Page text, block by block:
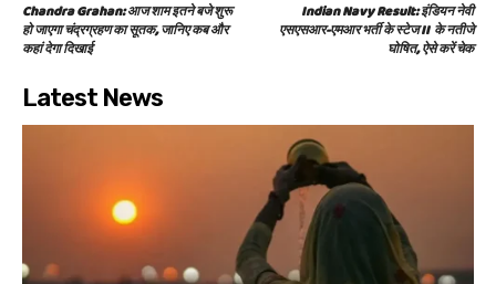
Chandra Grahan: आज शाम इतने बजे शुरू
हो जाएगा चंद्रग्रहण का सूतक, जानिए कब और
कहां देगा दिखाई
Indian Navy Result: इंडियन नेवी
एसएसआर-एमआर भर्ती के स्टेज II के नतीजे
घोषित, ऐसे करें चेक
Latest News